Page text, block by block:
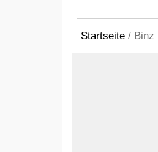
Startseite / Binz